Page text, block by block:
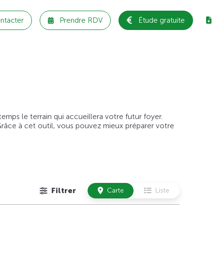
Prendre RDV Étude gratuite
le terrain qui accueillera votre futur foyer.
à cet outil, vous pouvez mieux préparer votre
Filtrer Carte Liste